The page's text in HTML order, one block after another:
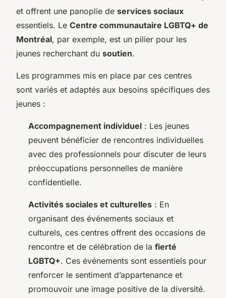
et offrent une panoplie de services sociaux
essentiels. Le Centre communautaire LGBTQ+ de
Montréal, par exemple, est un pilier pour les
jeunes recherchant du soutien.
Les programmes mis en place par ces centres
sont variés et adaptés aux besoins spécifiques des
jeunes :
Accompagnement individuel : Les jeunes
peuvent bénéficier de rencontres individuelles
avec des professionnels pour discuter de leurs
préoccupations personnelles de manière
confidentielle.
Activités sociales et culturelles : En
organisant des événements sociaux et
culturels, ces centres offrent des occasions de
rencontre et de célébration de la fierté
LGBTQ+. Ces événements sont essentiels pour
renforcer le sentiment d’appartenance et
promouvoir une image positive de la diversité.